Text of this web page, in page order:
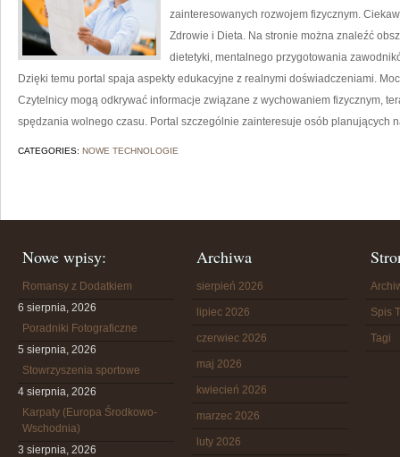
zainteresowanych rozwojem fizycznym.
Zdrowie i Dieta. Na stronie można znaleźć
dietetyki, mentalnego przygotowania
Dzięki temu portal spaja aspekty edukacyjne z realnymi doświadczeniami.
Czytelnicy mogą odkrywać informacje związane z wychowaniem fizycznym,
spędzania wolnego czasu. Portal szczególnie zainteresuje osób planujących
CATEGORIES: NOWE TECHNOLOGIE
Nowe wpisy:
Romansy z Dodatkiem
6 sierpnia, 2026
Poradniki Fotograficzne
5 sierpnia, 2026
Stowrzyszenia sportowe
4 sierpnia, 2026
Karpaty (Europa Środkowo-
Wschodnia)
3 sierpnia, 2026
Archiwa
sierpień 2026
lipiec 2026
czerwiec 2026
maj 2026
kwiecień 2026
marzec 2026
luty 2026
Spis
Tagi